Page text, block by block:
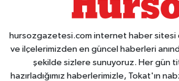
hursozgazetesi.com internet haber sitesi
ve ilçelerimizden en güncel haberleri
şekilde sizlere sunuyoruz. Her gün
hazırladığımız haberlerimizle, Tokat'ın